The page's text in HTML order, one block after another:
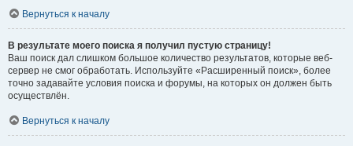
Вернуться к началу
В результате моего поиска я получил пустую страницу!
Ваш поиск дал слишком большое количество результатов, которые веб-
сервер не смог обработать. Используйте «Расширенный поиск», более
точно задавайте условия поиска и форумы, на которых он должен быть
осуществлён.
Вернуться к началу